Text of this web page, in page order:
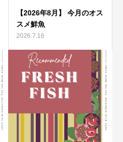
【2026年8月】 今月のオス
スメ鮮魚
2026.7.16